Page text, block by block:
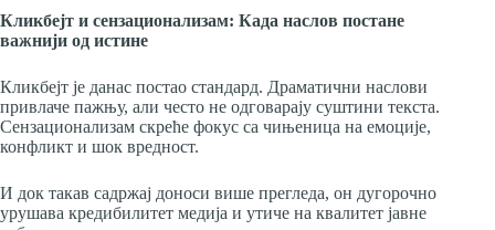
Кликбејт и сензационализам: Када наслов постане
важнији од истине
Кликбејт је данас постао стандард. Драматични наслови
привлаче пажњу, али често не одговарају суштини текста.
Сензационализам скреће фокус са чињеница на емоције,
конфликт и шок вредност.
И док такав садржај доноси више прегледа, он дугорочно
урушава кредибилитет медија и утиче на квалитет јавне